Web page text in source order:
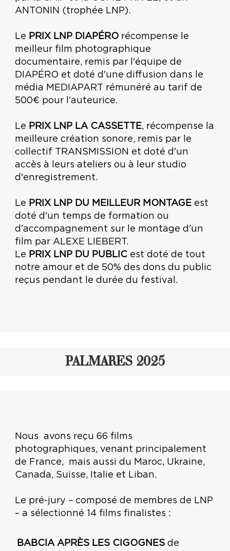
ANTONIN (trophée LNP).
Le PRIX LNP DIAPÉROrécompense le
meilleur film photographique
documentaire, remis par l'équipe de
DIAPÉRO et doté d'une diffusion dans le
média MEDIAPART rémunéré au tarif de
500€ pour l'auteurice.
Le PRIX LNP LA CASSETTE, récompense la
meilleure création sonore, remis par le
collectif TRANSMISSION et doté d'un
accès à leurs ateliers ou à leur studio
d'enregistrement.
Le PRIX LNP DU MEILLEUR MONTAGEest
doté d'un temps de formation ou
d'accompagnement sur le montage d'un
film par ALEXE LIEBERT.
Le PRIX LNP DU PUBLIC est doté de tout
notre amour et de 50% des dons du public
reçus pendant le durée du festival.
PALMARES 2025
Nous avons reçu 66 films
photographiques, venant principalement
de France, mais aussi du Maroc, Ukraine,
Canada, Suisse, Italie et Liban.
Le pré-jury – composé de membres de LNP
– a sélectionné 14 films finalistes :
BABCIA APRÈS LES CIGOGNESde